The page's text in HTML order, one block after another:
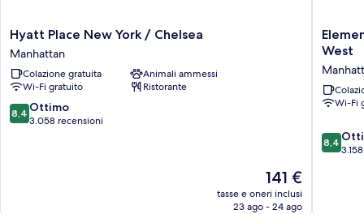
Hyatt
Place
New
York
/
Chelsea
Manhattan
Hyatt Place New York / Chelsea
Manhattan
Colazione gratuita
Animali ammessi
Wi-Fi gratuito
Ristorante
8.4
su
8,4 Ottimo
3.058 recensioni
Il
prezzo
attuale
141 €
tasse e oneri inclusi
23 ago - 24 ago
Element
by
New
York
Times
West
West
Wi-Fi
8.4
su
8,4